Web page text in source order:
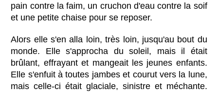
pain contre la faim, un cruchon d'eau contre la soif
et une petite chaise pour se reposer.
Alors elle s'en alla loin, très loin, jusqu'au bout du
monde. Elle s'approcha du soleil, mais il était
brûlant, effrayant et mangeait les jeunes enfants.
Elle s'enfuit à toutes jambes et courut vers la lune,
mais celle-ci était glaciale, sinistre et méchante.